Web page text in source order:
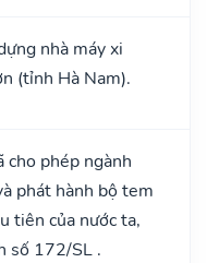
nhà máy xi
(tỉnh Hà Nam).
cho phép ngành
phát hành bộ tem
tiên của nước ta,
số 172/SL .